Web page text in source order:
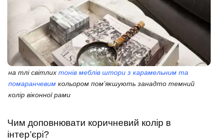
на тлі світлих тонів меблів штори з карамельним та
помаранчевим кольором пом’якшують занадто темний
колір віконної рами
Чим доповнювати коричневий колір в
інтер’єрі?